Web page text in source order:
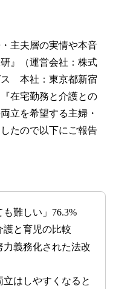
主夫層の実情や本音
』（運営会社：株式
ス 本社：東京都新宿
在宅勤務と介護との
立を希望する主婦・
たので以下にご報告
難しい」76.3%
護と育児の比較
力義務化された法改
はしやすくなると